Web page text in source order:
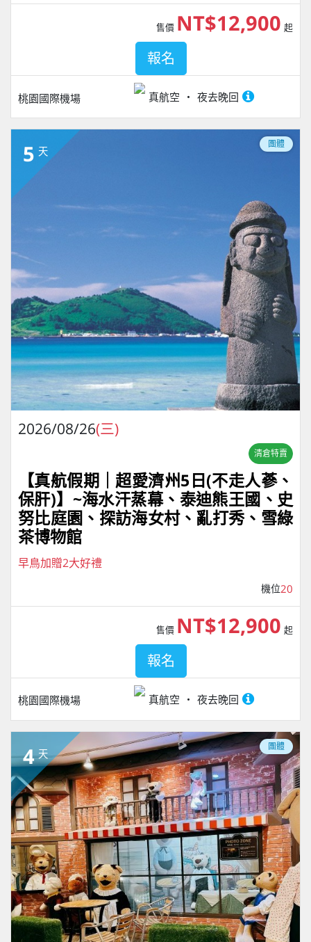
桃園國際機場 真航空 夜去晚回
售價 NT$12,900 起
報名
5 天
團體
2026/08/26(三)
清倉特賣
【真航假期｜超愛濟州5⽇(不走人蔘、
保肝)】~海水汗蒸幕、泰迪熊王國、史
努比庭園、探訪海女村、亂打秀、雪綠
茶博物館
早鳥加贈2大好禮
機位20
桃園國際機場 真航空 夜去晚回
售價 NT$12,900 起
報名
4 天
團體